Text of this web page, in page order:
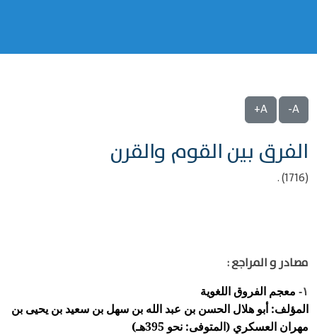
A-
A+
الفرق بين القوم والقرن
(1716) .
مصادر و المراجع :
١-
معجم الفروق اللغوية
المؤلف: أبو هلال الحسن بن عبد الله بن سهل بن سعيد بن يحيى بن
مهران العسكري (المتوفى: نحو 395هـ)